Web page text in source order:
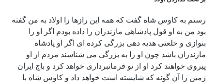
رستم به کاوس شاه گفت که همه این رازها را اولاد به من گفته
بود من به او قول پادشاهی مازندران را داده بودم اگر او را
بنوازی و خلعتی هدیه دهی بزرگی کرده ای اگر او پادشاه
مازندران باشد چون او را به بزرگی می شناسند مردم از او
پیروی خواهند کرد او از تو فرمانبرداری خواهد کرد و باج ایران
زمین را آن گونه که شایسته است خواهد داد و کاوس شاه با